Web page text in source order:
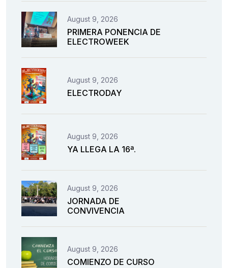
August 9, 2026
PRIMERA PONENCIA DE
ELECTROWEEK
August 9, 2026
ELECTRODAY
August 9, 2026
YA LLEGA LA 16ª.
August 9, 2026
JORNADA DE
CONVIVENCIA
August 9, 2026
COMIENZO DE CURSO